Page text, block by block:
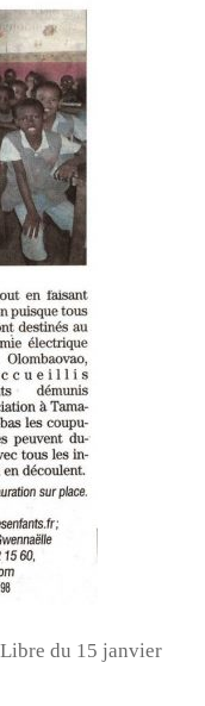
du 15 janvier